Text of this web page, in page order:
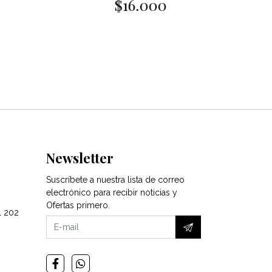
202
Newsletter
Suscríbete a nuestra lista de correo
electrónico para recibir noticias y
Ofertas primero.